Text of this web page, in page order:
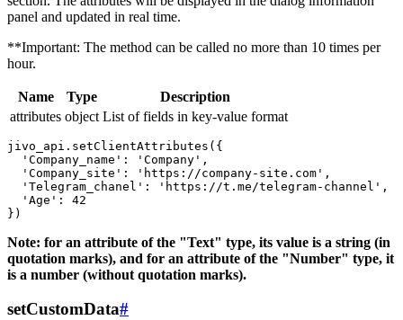
panel and updated in real time.
**Important: The method can be called no more than 10 times per
hour.
Name Type
Description
attributes object List of fields in key-value format
jivo_api.setClientAttributes({
  'Company_name': 'Company',
  'Company_site': 'https://company-site.com',
  'Telegram_chanel': 'https://t.me/telegram-channel',
  'Age': 42
Note: for an attribute of the "Text" type, its value is a string (in
quotation marks), and for an attribute of the "Number" type, it
is a number (without quotation marks).
setCustomData#